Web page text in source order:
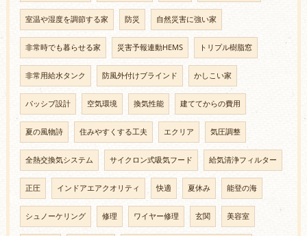
室温や湿度を調節する家 防災 自然災害に強い家
非常時でも暮らせる家 災害予報連動HEMS トリプル樹脂窓
非常用給水タンク 防風外付けブラインド かしこい家
パッシブ設計 空気環境 換気性能 建ててからの費用
夏の風物詩 住みやすくする工夫 エクリア 気圧調整
全熱交換気システム サイクロン式吸気フード 給気清浄フィルター
正圧 インドアエアクオリティ 快適 夏休み 能登の海
シュノーケリング 修理 ワイヤー修理 玄関 美容室